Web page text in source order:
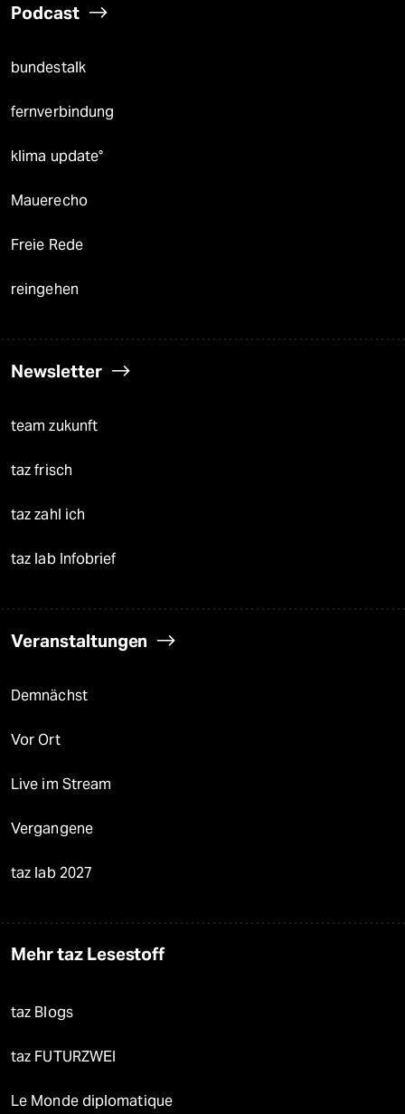
Podcast
bundestalk
fernverbindung
klima update°
Mauerecho
Freie Rede
reingehen
Newsletter
team zukunft
taz frisch
taz zahl ich
taz lab Infobrief
Veranstaltungen
Demnächst
Vor Ort
Live im Stream
Vergangene
taz lab 2027
Mehr taz Lesestoff
taz Blogs
taz FUTURZWEI
Le Monde diplomatique